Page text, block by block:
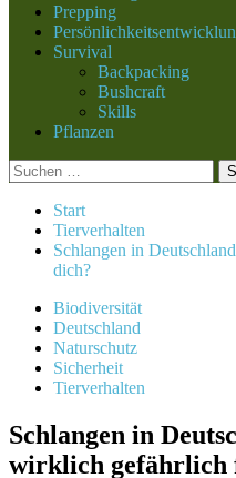
Prepping
Survival
Backpacking
Bushcraft
Skills
Pflanzen
Suchen
nach:
Start
Tierverhalten
Schlangen in
dich?
Biodiversität
Deutschland
Naturschutz
Sicherheit
Tierverhalten
Schlangen in
wirklich gefährlich